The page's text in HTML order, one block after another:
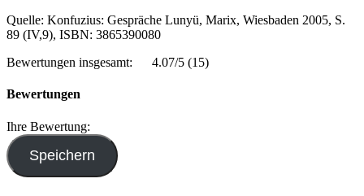
Quelle: Konfuzius: Gespräche Lunyü, Marix, Wiesbaden 2005, S.
89 (IV,9), ISBN: 3865390080
Bewertungen insgesamt:
4.07/5 (15)
Bewertungen
Ihre Bewertung: